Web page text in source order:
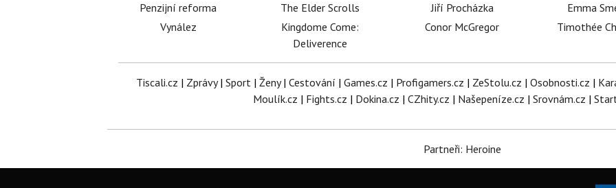
Penzijní reforma
Vynález
The Elder Scrolls
Kingdome Come:
Deliverence
Jiří Procházka
Conor McGregor
Emma
Timothée
Tiscali.cz | Zprávy| Sport| Ženy| Cestování | Games.cz | Profigamers.cz | ZeStolu.cz | Osobnosti.cz |
Moulík.cz | Fights.cz | Dokina.cz | CZhity.cz | Našepeníze.cz | Srovnám.cz |
Partneři: Heroine